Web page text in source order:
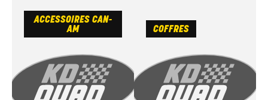
ACCESSOIRES CAN-
AM
COFFRES